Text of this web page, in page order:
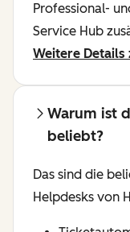
Professional-
Service Hub
Weitere
Warum ist
beliebt?
Das sind die
Helpdesks von